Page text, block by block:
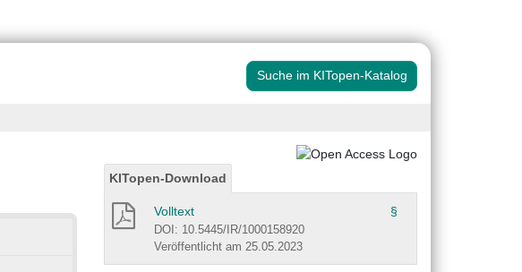
Suche im KITopen-Katalog
KITopen-Download
Volltext §
DOI: 10.5445/IR/1000158920
Veröffentlicht am 25.05.2023